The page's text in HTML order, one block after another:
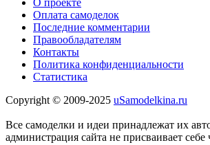
Оплата самоделок
Последние комментарии
Правообладателям
Контакты
Политика конфиденциальности
Статистика
Copyright © 2009-2025 uSamodelkina.ru
Все самоделки и идеи принадлежат их
администрация сайта не присваивает себе